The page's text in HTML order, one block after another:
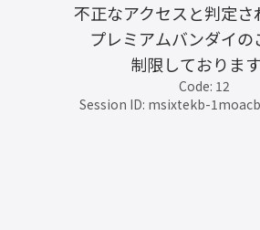
不正なアクセスと判定さ
プレミアムバンダイの
制限しております
Code: 12
Session ID: msixtekb-